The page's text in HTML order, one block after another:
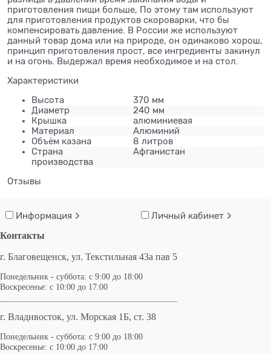
приготовления пищи больше, По этому там используют
для приготовления продуктов скороварки, что бы
компенсировать давление. В России же используют
данный товар дома или на природе, он одинаково хорош,
принцип приготовления прост, все ингредиенты закинул
и на огонь. Выдержал время необходимое и на стол.
Характеристики
Высота
370 мм
Диаметр
240 мм
Крышка
алюминиевая
Материал
Алюминий
Объём казана
8 литров
Страна
производства
Афганистан
Отзывы
Информация Личный кабинет
Контакты
г. Благовещенск, ул. Текстильная 43а пав 5
Понедельник - суббота: с 9:00 до 18:00
Воскресенье: с 10:00 до 17:00
г. Владивосток, ул. Морская 1Б, ст. 38
Понедельник - суббота: с 9:00 до 18:00
Воскресенье: с 10:00 до 17:00